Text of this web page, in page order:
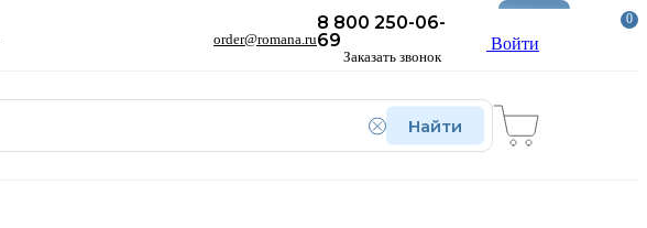
order@romana.ru
8 800 250-06-
69
Заказать звонок
Войти
Найти
0